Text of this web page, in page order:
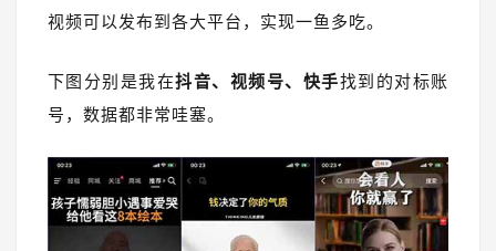
视频可以发布到各大平台，实现一鱼多吃。
下图分别是我在抖音、视频号、快手找到的对标账
号，数据都非常哇塞。